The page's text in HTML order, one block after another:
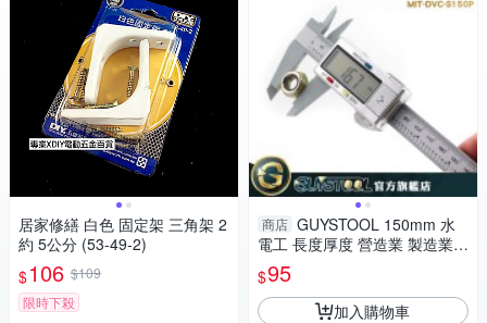
居家修繕 白色 固定架 三角架 2
約 5公分 (53-49-2)
$106 $109
限時下殺
商店 GUYSTOOL 150mm 水
電工 長度厚度 營造業 製造業
內徑 電子數顯卡尺 MIT-DVC-S
150P 防潑水 廠房
$95
加入購物車